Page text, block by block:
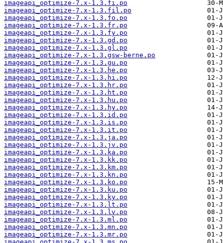
imageapi_optimize-7.x-1.3.fi.po
imageapi_optimize-7.x-1.3.fil.po
imageapi_optimize-7.x-1.3.fo.po
imageapi_optimize-7.x-1.3.fr.po
imageapi_optimize-7.x-1.3.fy.po
imageapi_optimize-7.x-1.3.gd.po
imageapi_optimize-7.x-1.3.gl.po
imageapi_optimize-7.x-1.3.gsw-berne.po
imageapi_optimize-7.x-1.3.gu.po
imageapi_optimize-7.x-1.3.he.po
imageapi_optimize-7.x-1.3.hi.po
imageapi_optimize-7.x-1.3.hr.po
imageapi_optimize-7.x-1.3.ht.po
imageapi_optimize-7.x-1.3.hu.po
imageapi_optimize-7.x-1.3.hy.po
imageapi_optimize-7.x-1.3.id.po
imageapi_optimize-7.x-1.3.is.po
imageapi_optimize-7.x-1.3.it.po
imageapi_optimize-7.x-1.3.ja.po
imageapi_optimize-7.x-1.3.jv.po
imageapi_optimize-7.x-1.3.ka.po
imageapi_optimize-7.x-1.3.kk.po
imageapi_optimize-7.x-1.3.km.po
imageapi_optimize-7.x-1.3.kn.po
imageapi_optimize-7.x-1.3.ko.po
imageapi_optimize-7.x-1.3.ku.po
imageapi_optimize-7.x-1.3.ky.po
imageapi_optimize-7.x-1.3.lt.po
imageapi_optimize-7.x-1.3.lv.po
imageapi_optimize-7.x-1.3.ml.po
imageapi_optimize-7.x-1.3.mn.po
imageapi_optimize-7.x-1.3.mr.po